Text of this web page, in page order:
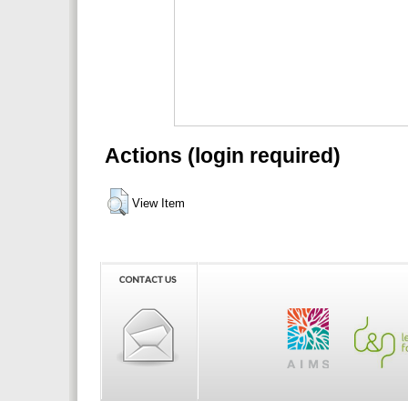
Actions (login required)
View Item